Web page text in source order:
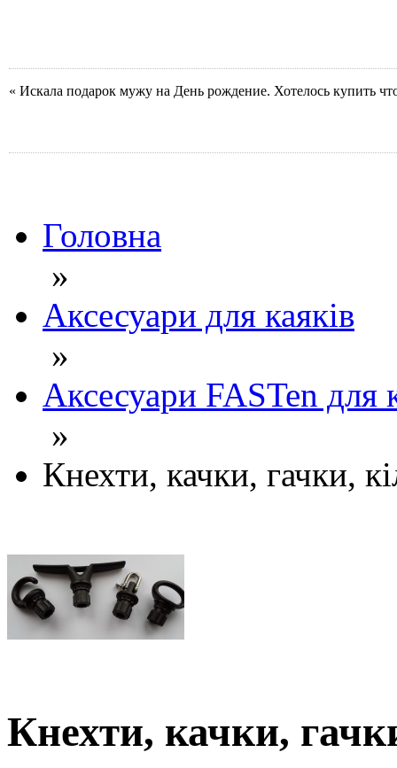
« Искала подарок мужу на День рождение. Хотелось купить
Головна
»
Аксесуари для каяків
»
Аксесуари FASTen для
»
Кнехти, качки, гачки,
Кнехти, качки,